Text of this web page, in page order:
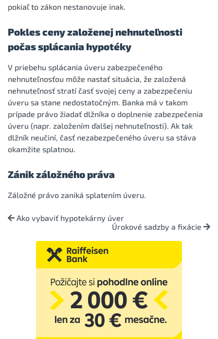
pokiaľ to zákon nestanovuje inak.
Pokles ceny založenej nehnuteľnosti
počas splácania hypotéky
V priebehu splácania úveru zabezpečeného
nehnuteľnosťou môže nastať situácia, že založená
nehnuteľnosť stratí časť svojej ceny a zabezpečeniu
úveru sa stane nedostatočným. Banka má v takom
prípade právo žiadať dlžníka o doplnenie zabezpečenia
úveru (napr. založením ďalšej nehnuteľnosti). Ak tak
dlžník neučiní, časť nezabezpečeného úveru sa stáva
okamžite splatnou.
Zánik záložného práva
Záložné právo zaniká splatením úveru.
Ako vybaviť hypotekárny úver
Úrokové sadzby a fixácie